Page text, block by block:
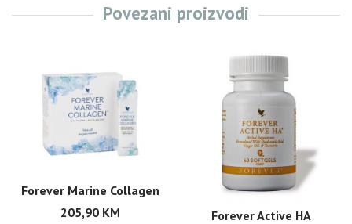
Povezani proizvodi
Forever Marine Collagen
205,90 KM
Forever Active HA